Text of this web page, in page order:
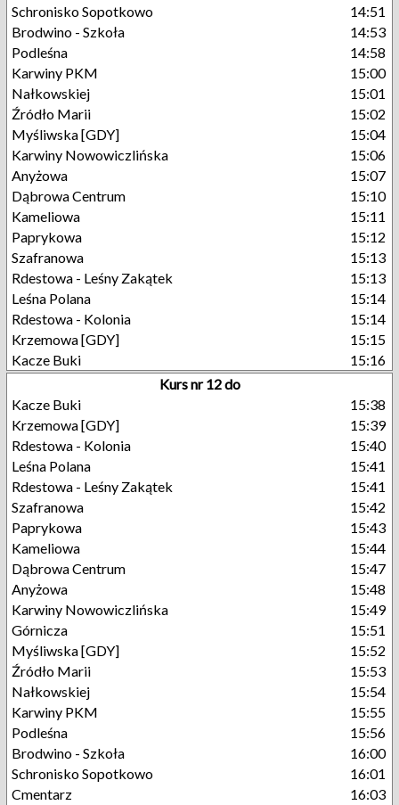
Schronisko Sopotkowo
14:51
Brodwino - Szkoła
14:53
Podleśna
14:58
Karwiny PKM
15:00
Nałkowskiej
15:01
Źródło Marii
15:02
Myśliwska [GDY]
15:04
Karwiny Nowowiczlińska
15:06
Anyżowa
15:07
Dąbrowa Centrum
15:10
Kameliowa
15:11
Paprykowa
15:12
Szafranowa
15:13
Rdestowa - Leśny Zakątek
15:13
Leśna Polana
15:14
Rdestowa - Kolonia
15:14
Krzemowa [GDY]
15:15
Kacze Buki
15:16
Kurs nr 12 do
Kacze Buki
15:38
Krzemowa [GDY]
15:39
Rdestowa - Kolonia
15:40
Leśna Polana
15:41
Rdestowa - Leśny Zakątek
15:41
Szafranowa
15:42
Paprykowa
15:43
Kameliowa
15:44
Dąbrowa Centrum
15:47
Anyżowa
15:48
Karwiny Nowowiczlińska
15:49
Górnicza
15:51
Myśliwska [GDY]
15:52
Źródło Marii
15:53
Nałkowskiej
15:54
Karwiny PKM
15:55
Podleśna
15:56
Brodwino - Szkoła
16:00
Schronisko Sopotkowo
16:01
Cmentarz
16:03